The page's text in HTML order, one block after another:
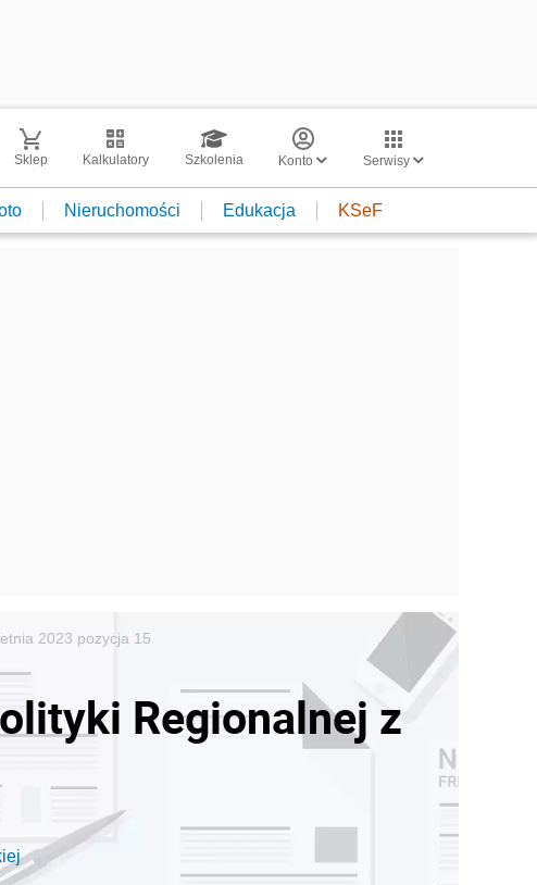
Sklep Kalkulatory Szkolenia Konto Serwisy
Nieruchomości Edukacja KSeF
2023 pozycja 15
Regionalnej z